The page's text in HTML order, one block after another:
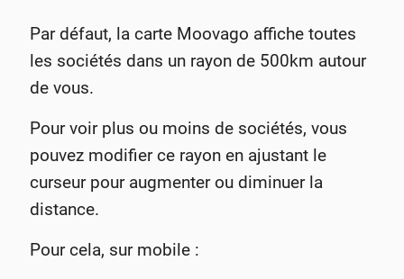
Par défaut, la carte Moovago affiche toutes
les sociétés dans un rayon de 500km autour
de vous.
Pour voir plus ou moins de sociétés, vous
pouvez modifier ce rayon en ajustant le
curseur pour augmenter ou diminuer la
distance.
Pour cela, sur mobile :